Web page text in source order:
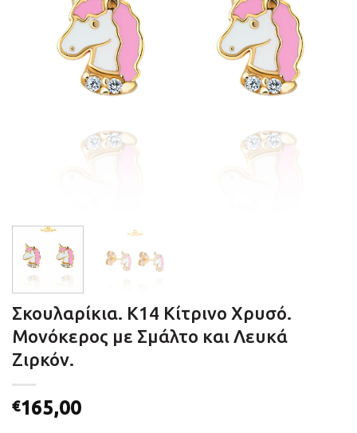
Σκουλαρίκια. Κ14 Κίτρινο Χρυσό.
Μονόκερος με Σμάλτο και Λευκά
Ζιρκόν.
€165,00